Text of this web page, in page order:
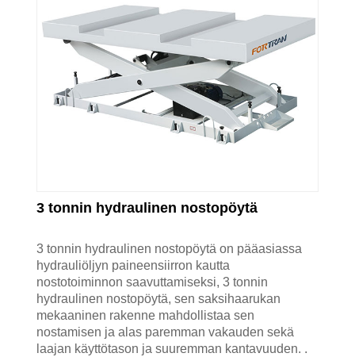
3 tonnin hydraulinen nostopöytä
3 tonnin hydraulinen nostopöytä on pääasiassa
hydrauliöljyn paineensiirron kautta
nostotoiminnon saavuttamiseksi, 3 tonnin
hydraulinen nostopöytä, sen saksihaarukan
mekaaninen rakenne mahdollistaa sen
nostamisen ja alas paremman vakauden sekä
laajan käyttötason ja suuremman kantavuuden. .